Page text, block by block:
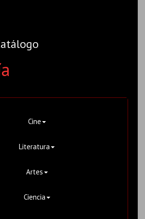
Cine
Literatura
Artes
Ciencia